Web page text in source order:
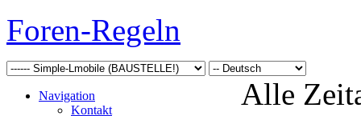
Foren-Regeln
Navigation
Kontakt
Alle